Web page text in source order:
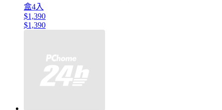
盒4入
$1,390
$1,390